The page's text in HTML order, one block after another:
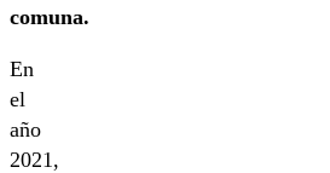
comuna.
En
el
año
2021,